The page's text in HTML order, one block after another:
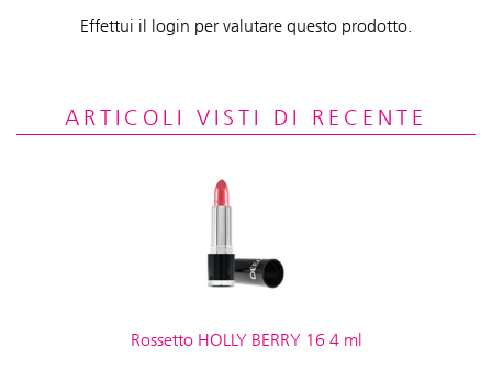
Effettui il login per valutare questo prodotto.
ARTICOLI VISTI DI RECENTE
Rossetto HOLLY BERRY 16 4 ml